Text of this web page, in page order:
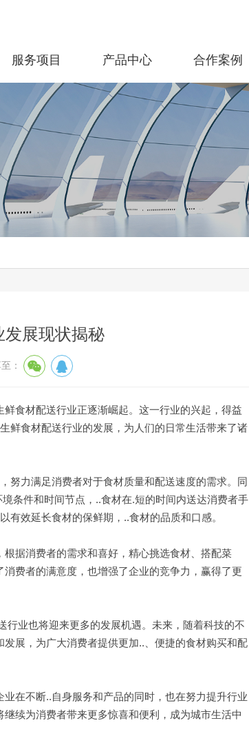
服务项目 产品中心 合作案例
发展现状揭秘
：
食材配送行业正逐渐崛起。这一行业的兴起，得益
鲜食材配送行业的发展，为人们的日常生活带来了诸
努力满足消费者对于食材质量和配送速度的需求。同
条件和时间节点，..食材在.短的时间内送达消费者手
有效延长食材的保鲜期，..食材的品质和口感。
据消费者的需求和喜好，精心挑选食材、搭配菜
费者的满意度，也增强了企业的竞争力，赢得了更
行业也将迎来更多的发展机遇。未来，随着科技的不
展，为广大消费者提供更加..、便捷的食材购买和配
在不断..自身服务和产品的同时，也在努力提升行业
续为消费者带来更多惊喜和便利，成为城市生活中